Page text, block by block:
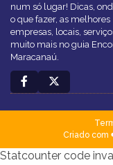
num só lugar! Dicas,
o que fazer, as melhores
empresas, locais,
muito mais no guia
Maracanaú.
Criado com
Statcounter code